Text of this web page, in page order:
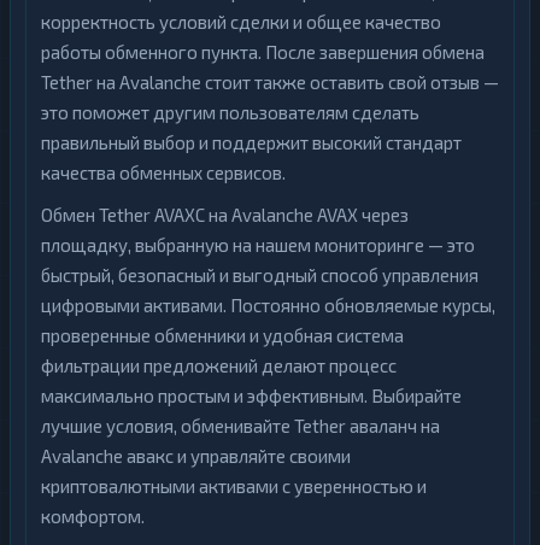
корректность условий сделки и общее качество
работы обменного пункта. После завершения обмена
Tether на Avalanche стоит также оставить свой отзыв —
это поможет другим пользователям сделать
правильный выбор и поддержит высокий стандарт
качества обменных сервисов.
Обмен Tether AVAXC на Avalanche AVAX через
площадку, выбранную на нашем мониторинге — это
быстрый, безопасный и выгодный способ управления
цифровыми активами. Постоянно обновляемые курсы,
проверенные обменники и удобная система
фильтрации предложений делают процесс
максимально простым и эффективным. Выбирайте
лучшие условия, обменивайте Tether аваланч на
Avalanche авакс и управляйте своими
криптовалютными активами с уверенностью и
комфортом.